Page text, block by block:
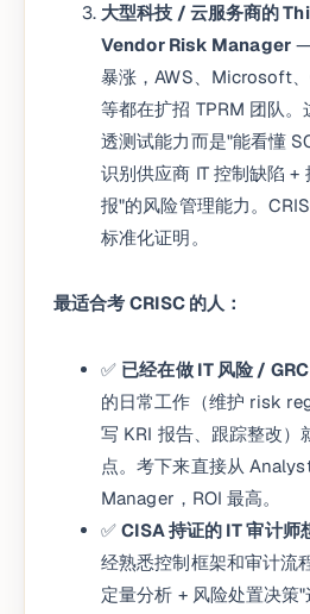
大型科技 / 云服务商的
Vendor Risk Manager—
暴涨，AWS、Microsoft
等都在扩招 TPRM 团队
透测试能力而是"能看懂
识别供应商 IT 控制缺陷 +
报"的风险管理能力。
标准化证明。
最适合考 CRISC 的人：
✅ 已经在做 IT 风险 /
的日常工作（维护 risk
写 KRI 报告、跟踪整改）
点。考下来直接从
Manager，ROI 最高。
✅CISA 持证的 IT 审计师
经熟悉控制框架和审计流
定量分析 + 风险处置决策